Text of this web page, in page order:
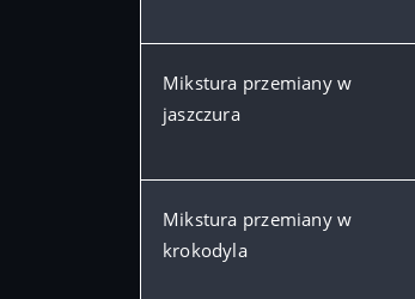
Mikstura przemiany w
jaszczura
Mikstura przemiany w
krokodyla